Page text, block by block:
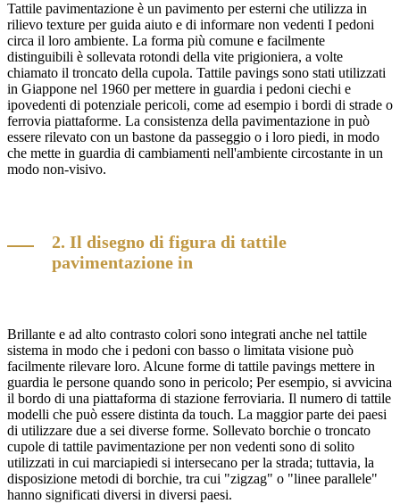
Tattile pavimentazione è un pavimento per esterni che utilizza in
rilievo texture per guida aiuto e di informare non vedenti I pedoni
circa il loro ambiente. La forma più comune e facilmente
distinguibili è sollevata rotondi della vite prigioniera, a volte
chiamato il troncato della cupola. Tattile pavings sono stati utilizzati
in Giappone nel 1960 per mettere in guardia i pedoni ciechi e
ipovedenti di potenziale pericoli, come ad esempio i bordi di strade o
ferrovia piattaforme. La consistenza della pavimentazione in può
essere rilevato con un bastone da passeggio o i loro piedi, in modo
che mette in guardia di cambiamenti nell'ambiente circostante in un
modo non-visivo.
2. Il disegno di figura di tattile
pavimentazione in
Brillante e ad alto contrasto colori sono integrati anche nel tattile
sistema in modo che i pedoni con basso o limitata visione può
facilmente rilevare loro. Alcune forme di tattile pavings mettere in
guardia le persone quando sono in pericolo; Per esempio, si avvicina
il bordo di una piattaforma di stazione ferroviaria. Il numero di tattile
modelli che può essere distinta da touch. La maggior parte dei paesi
di utilizzare due a sei diverse forme. Sollevato borchie o troncato
cupole di tattile pavimentazione per non vedenti sono di solito
utilizzati in cui marciapiedi si intersecano per la strada; tuttavia, la
disposizione metodi di borchie, tra cui "zigzag" o "linee parallele"
hanno significati diversi in diversi paesi.